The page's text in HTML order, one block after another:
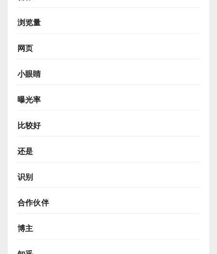
浏览量
网页
小眼睛
曝光率
比较好
还是
识别
合作伙伴
博主